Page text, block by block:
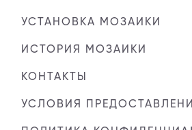
УСТАНОВКА МОЗАИКИ
ИСТОРИЯ МОЗАИКИ
КОНТАКТЫ
УСЛОВИЯ